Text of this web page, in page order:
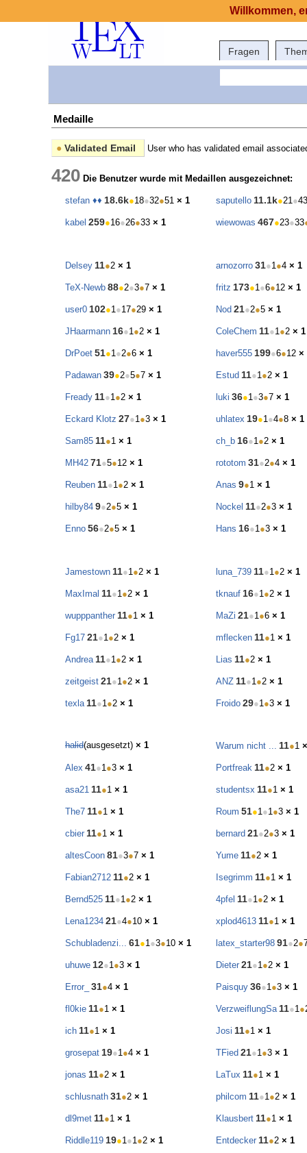
Fragen
Medaille
● Validated Email User who has validated email
420 Die Benutzer wurde mit Medaillen ausgezeichnet:
stefan ♦♦ 18.6k●18●32●51 × 1 saputello 11.1k●21●43
kabel 259●16●26●33 × 1 wiewowas 467●23●33
Delsey 11●2 × 1 arnozorro 31●1●4 × 1
TeX-Newb 88●2●3●7 × 1 fritz 173●1●6●12 × 1
user0 102●1●17●29 × 1 Nod 21●2●5 × 1
JHaarmann 16●1●2 × 1 ColeChem 11●1●2 × 1
DrPoet 51●1●2●6 × 1 haver555 199●6●12 ×
Padawan 39●2●5●7 × 1 Estud 11●1●2 × 1
Fready 11●1●2 × 1 luki 36●1●3●7 × 1
Eckard Klotz 27●1●3 × 1 uhlatex 19●1●4●8 × 1
Sam85 11●1 × 1 ch_b 16●1●2 × 1
MH42 71●5●12 × 1 rototom 31●2●4 × 1
Reuben 11●1●2 × 1 Anas 9●1 × 1
hilby84 9●2●5 × 1 Nockel 11●2●3 × 1
Enno 56●2●5 × 1 Hans 16●1●3 × 1
Jamestown 11●1●2 × 1 luna_739 11●1●2 × 1
MaxImal 11●1●2 × 1 tknauf 16●1●2 × 1
wupppanther 11●1 × 1 MaZi 21●1●6 × 1
Fg17 21●1●2 × 1 mflecken 11●1 × 1
Andrea 11●1●2 × 1 Lias 11●2 × 1
zeitgeist 21●1●2 × 1 ANZ 11●1●2 × 1
texla 11●1●2 × 1 Froido 29●1●3 × 1
halid(ausgesetzt) × 1 Warum nicht ... 11●1
Alex 41●1●3 × 1 Portfreak 11●2 × 1
asa21 11●1 × 1 studentsx 11●1 × 1
The7 11●1 × 1 Roum 51●1●1●3 × 1
cbier 11●1 × 1 bernard 21●2●3 × 1
altesCoon 81●3●7 × 1 Yume 11●2 × 1
Fabian2712 11●2 × 1 Isegrimm 11●1 × 1
Bernd525 11●1●2 × 1 4pfel 11●1●2 × 1
Lena1234 21●4●10 × 1 xplod4613 11●1 × 1
Schubladenzi... 61●1●3●10 × 1 latex_starter98 91●2●
uhuwe 12●1●3 × 1 Dieter 21●1●2 × 1
Error_ 31●4 × 1 Paisquy 36●1●3 × 1
fl0kie 11●1 × 1 VerzweiflungSa 11●1●
ich 11●1 × 1 Josi 11●1 × 1
grosepat 19●1●4 × 1 TFied 21●1●3 × 1
jonas 11●2 × 1 LaTux 11●1 × 1
schlusnath 31●2 × 1 philcom 11●1●2 × 1
dl9met 11●1 × 1 Klausbert 11●1 × 1
Riddle119 19●1●1●2 × 1 Entdecker 11●2 × 1
Willkommen,